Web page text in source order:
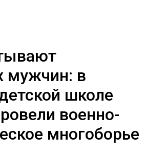
мужчин: в
школе
военно-
многоборье